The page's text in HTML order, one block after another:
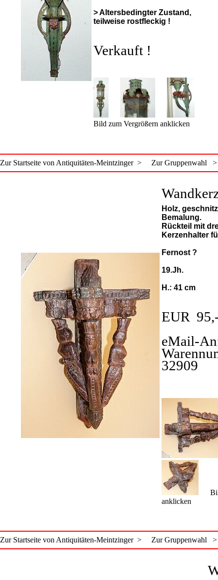
> Altersbedingter Zustand,
teilweise rostfleckig !
Verkauft !
Bild zum Vergrößern anklicken
Zur Startseite von Antiquitäten-Meintzinger > Zur Gruppenwahl >
Holz,
Bemalung.
Rückteil mit
Kerzenhalter
Fernost ?
19.Jh.
H.: 41 cm
EUR
eMail-
32909
anklicken
Zur Startseite von Antiquitäten-Meintzinger > Zur Gruppenwahl >